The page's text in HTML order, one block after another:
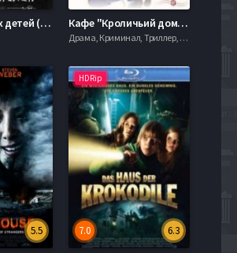
Дом странных детей (2015) Кафе "Кроличьий дом" (2014)
Драма, Криминал, Триллер, 2021, 720hd, mobilen
5.5
HDRip
6.3
7.0